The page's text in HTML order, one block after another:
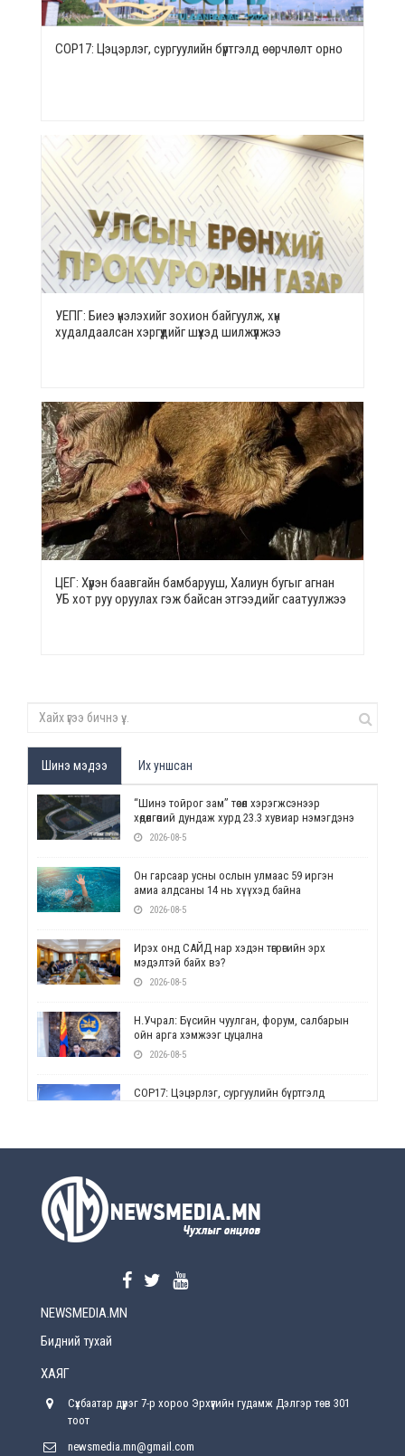
СОР17: Цэцэрлэг, сургуулийн бүртгэлд өөрчлөлт орно
УЕПГ: Биеэ үнэлэхийг зохион байгуулж, хүн
худалдаалсан хэргүүдийг шүүхэд шилжүүлжээ
ЦЕГ: Хүрэн баавгайн бамбарууш, Халиун бугыг агнан
УБ хот руу оруулах гэж байсан этгээдийг саатуулжээ
Шинэ мэдээ Их уншсан
“Шинэ тойрог зам” төсөл хэрэгжсэнээр
хөдөлгөөний дундаж хурд 23.3 хувиар нэмэгдэнэ
2026-08-5
Он гарсаар усны ослын улмаас 59 иргэн
амиа алдсаны 14 нь хүүхэд байна
2026-08-5
Ирэх онд САЙД нар хэдэн төгрөгийн эрх
мэдэлтэй байх вэ?
2026-08-5
Н.Учрал: Бүсийн чуулган, форум, салбарын
ойн арга хэмжээг цуцална
2026-08-5
СОР17: Цэцэрлэг, сургуулийн бүртгэлд
2026-08-5
2026-08-5
хүрсэн өгөөжөөрөө ажлаа үнэлж, хэрэгжилтээ
NEWSMEDIA.MN
Бидний тухай
ХАЯГ
Сүхбаатар дүүрэг 7-р хороо Эрхүүгийн гудамж Дэлгэр төв 301
тоот
newsmedia.mn@gmail.com